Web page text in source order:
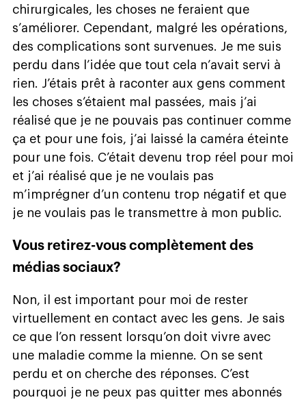
chirurgicales, les choses ne feraient que
s’améliorer. Cependant, malgré les opérations,
des complications sont survenues. Je me suis
perdu dans l’idée que tout cela n’avait servi à
rien. J’étais prêt à raconter aux gens comment
les choses s’étaient mal passées, mais j’ai
réalisé que je ne pouvais pas continuer comme
ça et pour une fois, j’ai laissé la caméra éteinte
pour une fois. C’était devenu trop réel pour moi
et j’ai réalisé que je ne voulais pas
m’imprégner d’un contenu trop négatif et que
je ne voulais pas le transmettre à mon public.
Vous retirez-vous complètement des
médias sociaux?
Non, il est important pour moi de rester
virtuellement en contact avec les gens. Je sais
ce que l’on ressent lorsqu’on doit vivre avec
une maladie comme la mienne. On se sent
perdu et on cherche des réponses. C’est
pourquoi je ne peux pas quitter mes abonnés